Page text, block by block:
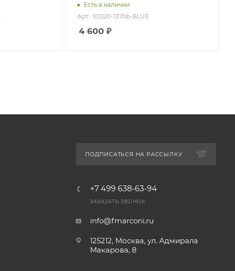
Есть в наличии
Арт.: 101320-137hb-BLUE
4 600 ₽
ПОДПИСАТЬСЯ НА РАССЫЛКУ
+7 499 638-63-94
ЗАКАЗАТЬ ЗВОНОК
info@fmarconi.ru
125212, Москва, ул. Адмирала
Макарова, 8